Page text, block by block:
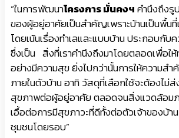
“ในการพัฒนาโครงการ มั่นคงฯคำนึงถึงรู
ของผู้อยู่อาศัยเป็นสำคัญเพราะบ้านเป็นพื้น
โดยเน้นเรื่องทำเลและแบบบ้าน ประกอบกับ
ซึ่งเป็น สิ่งที่เราคำนึงถึงมาโดยตลอดเพื่อใ
อย่างมีความสุข ยิ่งไปกว่านั้นการให้ความ
ภายในตัวบ้าน อาทิ วัสดุที่เลือกใช้จะต้องไม่
สุขภาพต่อผู้อยู่อาศัย ตลอดจนสิ่งแวดล้อมภ
เอื้อต่อการมีสุขภาวะที่ดีทั้งต่อตัวเจ้าของบ้า
ชุมชนโดยรอบ”